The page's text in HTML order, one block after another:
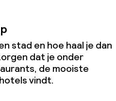
stad en hoe haal je dan
dat je onder
de mooiste
vindt.